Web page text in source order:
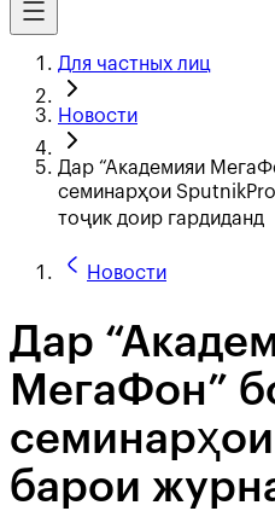
Для частных лиц
Новости
Дар “Академияи
семинарҳои
тоҷик доир гардиданд
Новости
Дар
МегаФон”
барои